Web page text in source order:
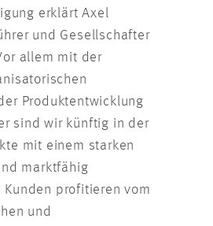
erklärt Axel
und Gesellschafter
allem mit der
Produktentwicklung
sind wir künftig in der
mit einem starken
marktfähig
Kunden profitieren vom
und